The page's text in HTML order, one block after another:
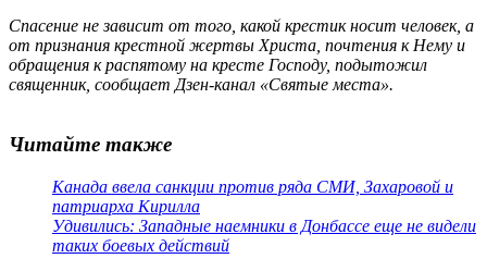
Спасение не зависит от того, какой крестик носит человек, а
от признания крестной жертвы Христа, почтения к Нему и
обращения к распятому на кресте Господу, подытожил
священник, сообщает Дзен-канал «Святые места».
Читайте также
Канада ввела санкции против ряда СМИ, Захаровой и
патриарха Кирилла
Удивились: Западные наемники в Донбассе еще не видели
таких боевых действий